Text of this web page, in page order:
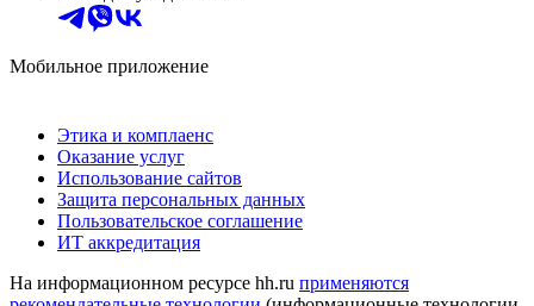
Мобильное приложение
Этика и комплаенс
Оказание услуг
Использование сайтов
Защита персональных данных
Пользовательское соглашение
ИТ аккредитация
На информационном ресурсе hh.ru применяются